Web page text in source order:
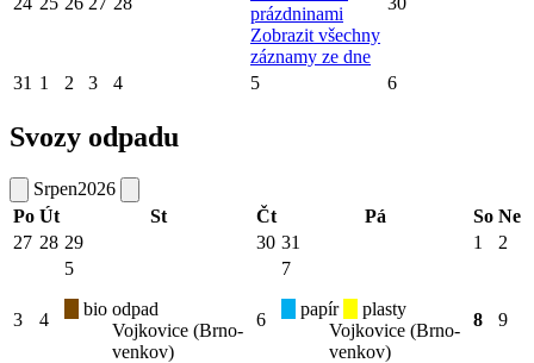
prázdninami
Zobrazit všechny
záznamy ze dne
31 1 2 3 4 5 6
Svozy odpadu
Srpen2026
Po Út St Čt Pá So Ne
27 28 29 30 31 1 2
3 4
5
bio odpad
Vojkovice (Brno-
venkov)
6
7
papír
plasty
Vojkovice (Brno-
venkov)
8 9